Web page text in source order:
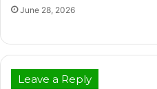
June 28, 2026
Leave a Reply